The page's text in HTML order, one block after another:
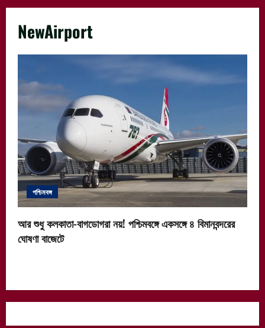
NewAirport
পশ্চিমবঙ্গ
আর শুধু কলকাতা-বাগডোগরা নয়! পশ্চিমবঙ্গে একসঙ্গে ৪ বিমানবন্দরের
ঘোষণা বাজেটে